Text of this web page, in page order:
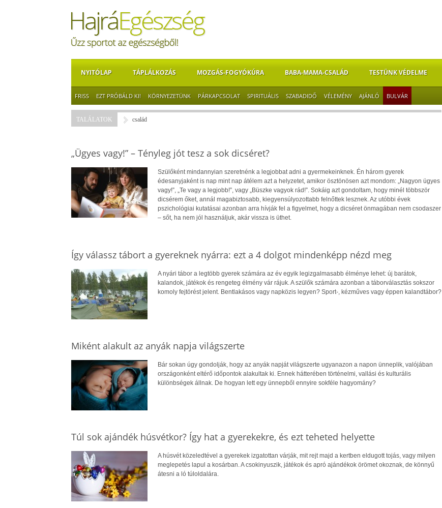
NYITÓLAP TÁPLÁLKOZÁS MOZGÁS-FOGYÓKÚRA BABA-MAMA-CSALÁD TESTÜNK VÉDELME
FRISS EZT PRÓBÁLD KI! KÖRNYEZETÜNK PÁRKAPCSOLAT SPIRITUÁLIS SZABADIDŐ VÉLEMÉNY AJÁNLÓ BULVÁR
TALÁLATOK család
„Ügyes vagy!” – Tényleg jót tesz a sok dicséret?
Szülőként mindannyian szeretnénk a legjobbat adni a gyermekeinknek. Én három gyerek
édesanyjaként is nap mint nap átélem azt a helyzetet, amikor ösztönösen azt mondom: „Nagyon ügyes
vagy!”, „Te vagy a legjobb!”, vagy „Büszke vagyok rád!”. Sokáig azt gondoltam, hogy minél többször
dicsérem őket, annál magabiztosabb, kiegyensúlyozottabb felnőttek lesznek. Az utóbbi évek
pszichológiai kutatásai azonban arra hívják fel a figyelmet, hogy a dicséret önmagában nem csodaszer
– sőt, ha nem jól használjuk, akár vissza is üthet.
Így válassz tábort a gyereknek nyárra: ezt a 4 dolgot mindenképp nézd meg
A nyári tábor a legtöbb gyerek számára az év egyik legizgalmasabb élménye lehet: új barátok,
kalandok, játékok és rengeteg élmény vár rájuk. A szülők számára azonban a táborválasztás sokszor
komoly fejtörést jelent. Bentlakásos vagy napközis legyen? Sport-, kézműves vagy éppen kalandtábor?
Miként alakult az anyák napja világszerte
Bár sokan úgy gondolják, hogy az anyák napját világszerte ugyanazon a napon ünneplik, valójában
országonként eltérő időpontok alakultak ki. Ennek hátterében történelmi, vallási és kulturális
különbségek állnak. De hogyan lett egy ünnepből ennyire sokféle hagyomány?
Túl sok ajándék húsvétkor? Így hat a gyerekekre, és ezt teheted helyette
A húsvét közeledtével a gyerekek izgatottan várják, mit rejt majd a kertben eldugott tojás, vagy milyen
meglepetés lapul a kosárban. A csokinyuszik, játékok és apró ajándékok örömet okoznak, de könnyű
átesni a ló túloldalára.